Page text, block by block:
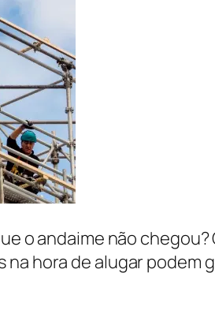
o andaime não
hora de alugar podem